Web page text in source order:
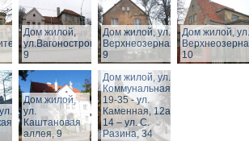
Дом жилой,
ул.Вагоностроительная,
9
Дом жилой, ул.
Верхнеозерная,
9
Дом жилой, ул.
10
Дом жилой,
ул.
Каштановая
аллея, 9
Дом жилой, ул.
Коммунальная,
19-35 - ул.
Каменная, 12а,
14 – ул. С.
Разина, 34